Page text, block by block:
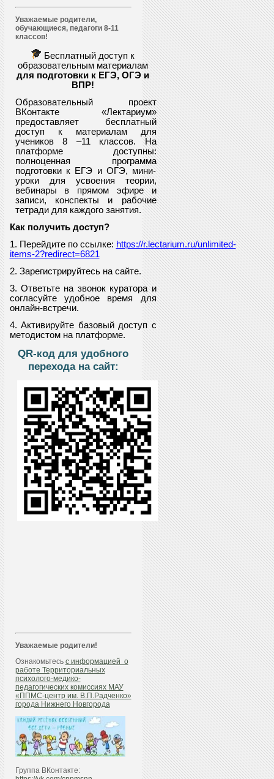
Уважаемые родители,
обучающиеся, педагоги 8-11
классов!
Бесплатный доступ к
образовательным материалам
для подготовки к ЕГЭ, ОГЭ и
ВПР!
Образовательный проект
ВКонтакте «Лектариум»
предоставляетбесплатный
доступ к материалам для
учеников 8 –11 классов. На
платформе доступны:
полноценная программа
подготовки к ЕГЭ и ОГЭ, мини-
уроки для усвоения теории,
вебинары в прямом эфире и
записи, конспекты и рабочие
тетради для каждого занятия.
Как получить доступ?
1. Перейдите по ссылке: https://r.lectarium.ru/unlimited-
items-2?redirect=6821
2. Зарегистрируйтесь на сайте.
3. Ответьте на звонок куратора и
согласуйте удобное время для
онлайн-встречи.
4. Активируйте базовый доступ с
методистом на платформе.
QR-код для удобного
перехода на сайт:
Уважаемые родители!
Ознакомьтесь с информацией о
работе Территориальных
психолого-медико-
педагогических комиссиях МАУ
«ППМС-центр им. В.П.Радченко»
города Нижнего Новгорода
Группа ВКонтакте: